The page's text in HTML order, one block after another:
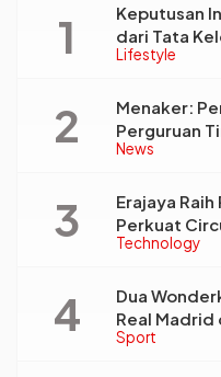
Lifestyle
Keputusan
dari Tata
Triyadi:
News
Menaker:
Perguruan
Kebutuhan
Technology
Erajaya
Perkuat
Sport
Dua
Real Madrid
Bintang Baru